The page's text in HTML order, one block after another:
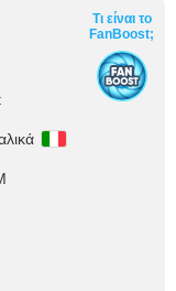
Τι είναι το
FanBoost;